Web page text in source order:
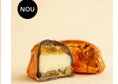
NOU